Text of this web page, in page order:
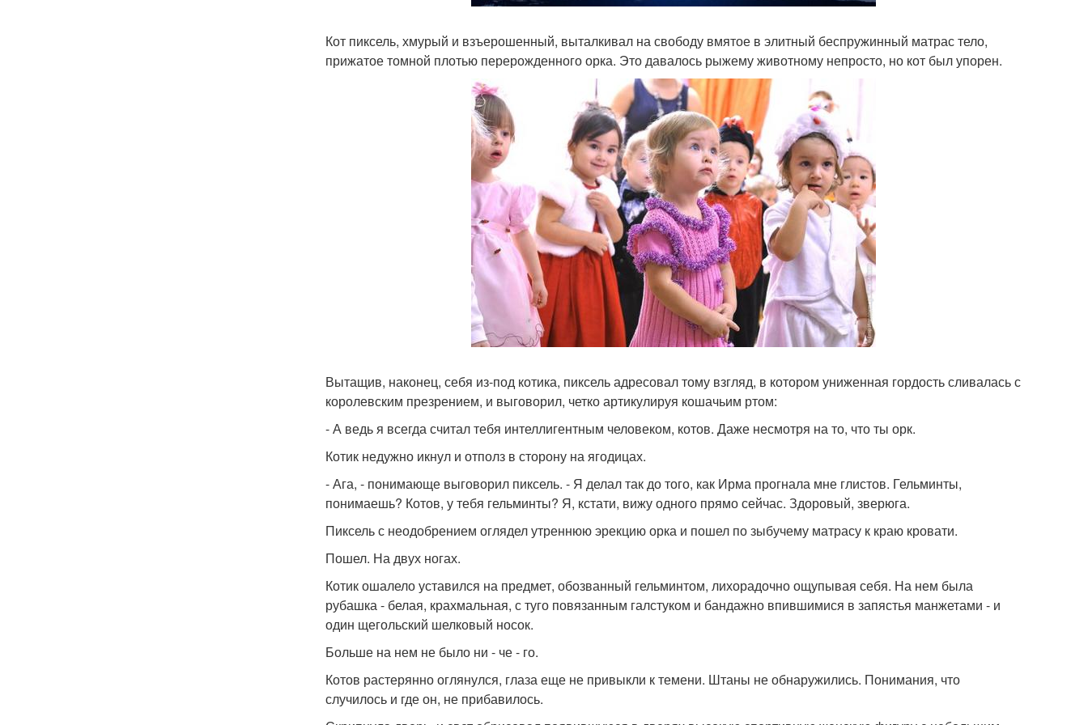
Кот пиксель, хмурый и взъерошенный, выталкивал на свободу вмятое в элитный беспружинный матрас тело,
прижатое томной плотью перерожденного орка. Это давалось рыжему животному непросто, но кот был упорен.
Вытащив, наконец, себя из-под котика, пиксель адресовал тому взгляд, в котором униженная гордость сливалась с
королевским презрением, и выговорил, четко артикулируя кошачьим ртом:
- А ведь я всегда считал тебя интеллигентным человеком, котов. Даже несмотря на то, что ты орк.
Котик недужно икнул и отполз в сторону на ягодицах.
- Ага, - понимающе выговорил пиксель. - Я делал так до того, как Ирма прогнала мне глистов. Гельминты,
понимаешь? Котов, у тебя гельминты? Я, кстати, вижу одного прямо сейчас. Здоровый, зверюга.
Пиксель с неодобрением оглядел утреннюю эрекцию орка и пошел по зыбучему матрасу к краю кровати.
Пошел. На двух ногах.
Котик ошалело уставился на предмет, обозванный гельминтом, лихорадочно ощупывая себя. На нем была
рубашка - белая, крахмальная, с туго повязанным галстуком и бандажно впившимися в запястья манжетами - и
один щегольский шелковый носок.
Больше на нем не было ни - че - го.
Котов растерянно оглянулся, глаза еще не привыкли к темени. Штаны не обнаружились. Понимания, что
случилось и где он, не прибавилось.